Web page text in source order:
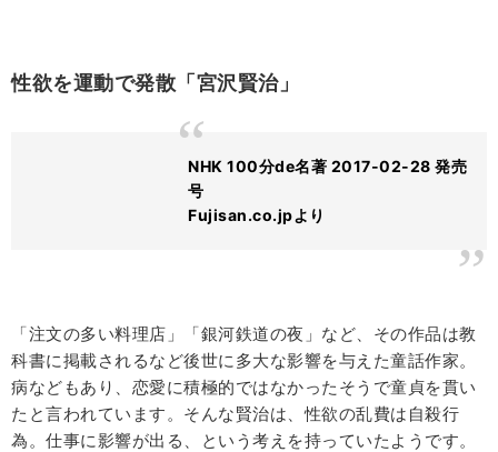
性欲を運動で発散「宮沢賢治」
NHK 100分de名著 2017-02-28 発売
号
Fujisan.co.jpより
「注文の多い料理店」「銀河鉄道の夜」など、その作品は教
科書に掲載されるなど後世に多大な影響を与えた童話作家。
病などもあり、恋愛に積極的ではなかったそうで童貞を貫い
たと言われています。そんな賢治は、性欲の乱費は自殺行
為。仕事に影響が出る、という考えを持っていたようです。